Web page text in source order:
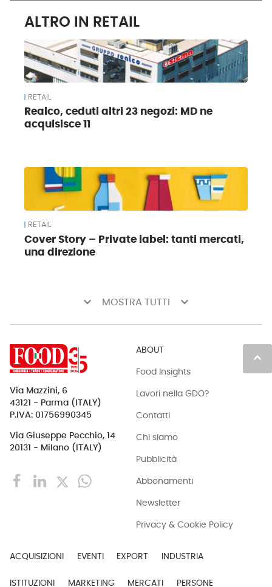
ALTRO IN RETAIL
RETAIL
Realco, ceduti altri 23 negozi: MD ne
acquisisce 11
RETAIL
Cover Story – Private label: tanti mercati,
una direzione
keyboard_arrow_down MOSTRA TUTTI keyboard_arrow_down
keyboard_arrow_up
Via Mazzini, 6
43121 - Parma (ITALY)
P.IVA: 01756990345
Via Giuseppe Pecchio, 14
20131 - Milano (ITALY)
ABOUT
Food Insights
Lavori nella GDO?
Contatti
Chi siamo
Pubblicità
Abbonamenti
Newsletter
Privacy & Cookie Policy
ACQUISIZIONI EVENTI EXPORT INDUSTRIA
ISTITUZIONI MARKETING MERCATI PERSONE